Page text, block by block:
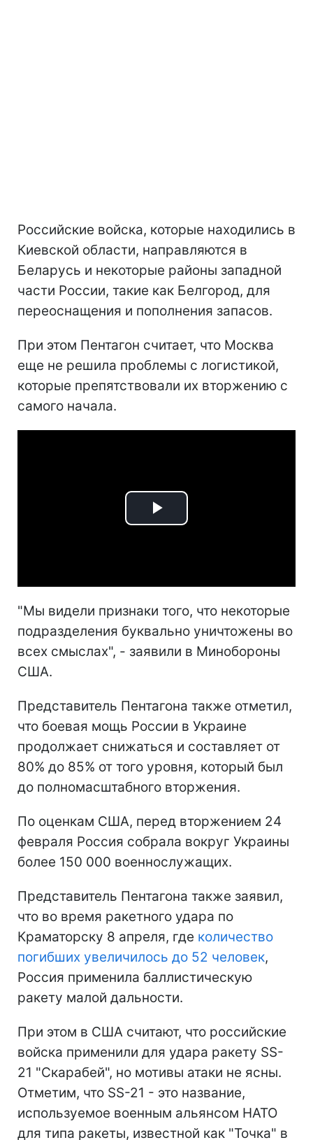
Российские войска, которые находились в
Киевской области, направляются в
Беларусь и некоторые районы западной
части России, такие как Белгород, для
переоснащения и пополнения запасов.
При этом Пентагон считает, что Москва
еще не решила проблемы с логистикой,
которые препятствовали их вторжению с
самого начала.
Play
"Мы видели признаки того, что некоторые
подразделения буквально уничтожены во
всех смыслах", - заявили в Минобороны
США.
Представитель Пентагона также отметил,
что боевая мощь России в Украине
продолжает снижаться и составляет от
80% до 85% от того уровня, который был
до полномасштабного вторжения.
По оценкам США, перед вторжением 24
февраля Россия собрала вокруг Украины
более 150 000 военнослужащих.
Представитель Пентагона также заявил,
что во время ракетного удара по
Краматорску 8 апреля, где количество
погибших увеличилось до 52 человек,
Россия применила баллистическую
ракету малой дальности.
При этом в США считают, что российские
войска применили для удара ракету SS-
21 "Скарабей", но мотивы атаки не ясны.
Отметим, что SS-21 - это название,
используемое военным альянсом НАТО
для типа ракеты, известной как "Точка" в